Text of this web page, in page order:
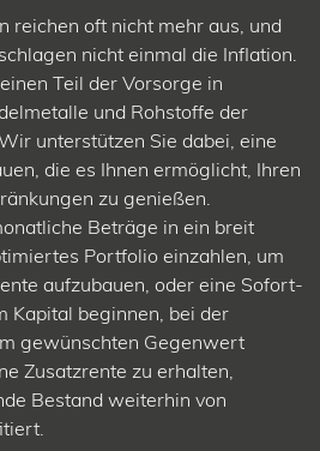
reichen oft nicht mehr aus, und
nicht einmal die Inflation.
Teil der Vorsorge in
und Rohstoffe der
unterstützen Sie dabei, eine
die es Ihnen ermöglicht, Ihren
zu genießen.
Beträge in ein breit
Portfolio einzahlen, um
aufzubauen, oder eine Sofort-
Kapital beginnen, bei der
gewünschten Gegenwert
Zusatzrente zu erhalten,
Bestand weiterhin von